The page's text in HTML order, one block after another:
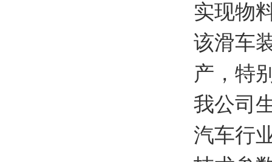
实现物
该滑车
产，特
我公司
汽车行